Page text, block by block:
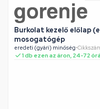
Burkolat kezelő előlap
mosogatógép
eredeti (gyári) minőség•
1 db ezen az áron, 24-72